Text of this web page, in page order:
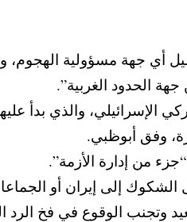
أي جهة مسؤولية الهجوم،
الحدود الغربية”.
من إدارة الأزمة”.
إلى إيران أو
وتجنب الوقوع في فخ الرد